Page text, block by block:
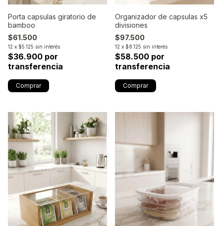
Porta capsulas giratorio de
bamboo
$61.500
12 x $5.125 sin interés
$36.900 por
transferencia
Organizador de capsulas x5
divisiones
$97.500
12 x $8.125 sin interés
$58.500 por
transferencia